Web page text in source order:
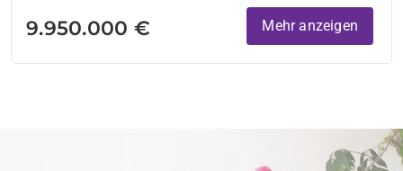
9.950.000 € Mehr anzeigen